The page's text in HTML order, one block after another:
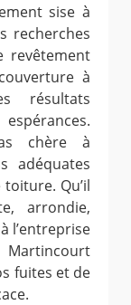
sise à
recherches
revêtement
à
résultats
chère à
adéquates
Qu’il
arrondie,
l’entreprise
Martincourt
fuites et de